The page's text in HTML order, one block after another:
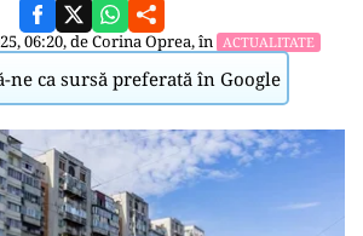
06:20, deCorina Oprea, în ACTUALITATE
ne ca sursă preferată în Google